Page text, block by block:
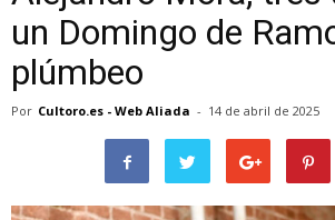
un Domingo de
plúmbeo
Por Cultoro.es - Web Aliada - 14 de abril de 2025